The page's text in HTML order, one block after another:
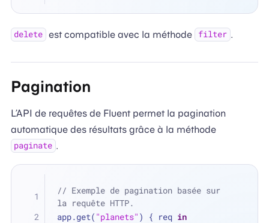
delete est compatible avec la méthode filter .
Pagination
L’API de requêtes de Fluent permet la pagination
automatique des résultats grâce à la méthode
paginate .
// Exemple de pagination basée sur
la requête HTTP.
app.get( "planets" ) { req in